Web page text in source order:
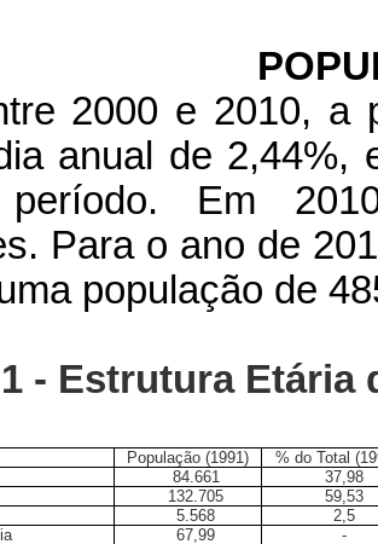
2000 e 2010, a
anual de 2,44%,
período. Em
Para o ano de
população de
- Estrutura Etária
População (1991)
% do Total
84.661
37,98
132.705
59,53
5.568
2,5
67,99 -